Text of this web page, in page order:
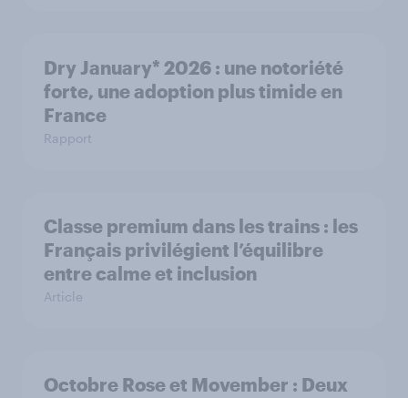
Dry January* 2026 : une notoriété
forte, une adoption plus timide en
France
Rapport
Classe premium dans les trains : les
Français privilégient l’équilibre
entre calme et inclusion
Article
Octobre Rose et Movember : Deux